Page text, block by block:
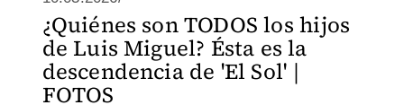
¿Quiénes son TODOS los hijos
de Luis Miguel? Ésta es la
descendencia de 'El Sol' |
FOTOS